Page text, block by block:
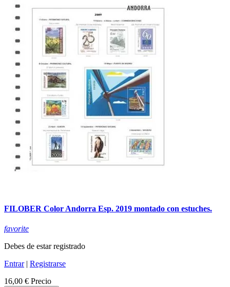
FILOBER Color Andorra Esp. 2019 montado con estuches.
favorite
Debes de estar registrado
Entrar| Registrarse
16,00 € Precio